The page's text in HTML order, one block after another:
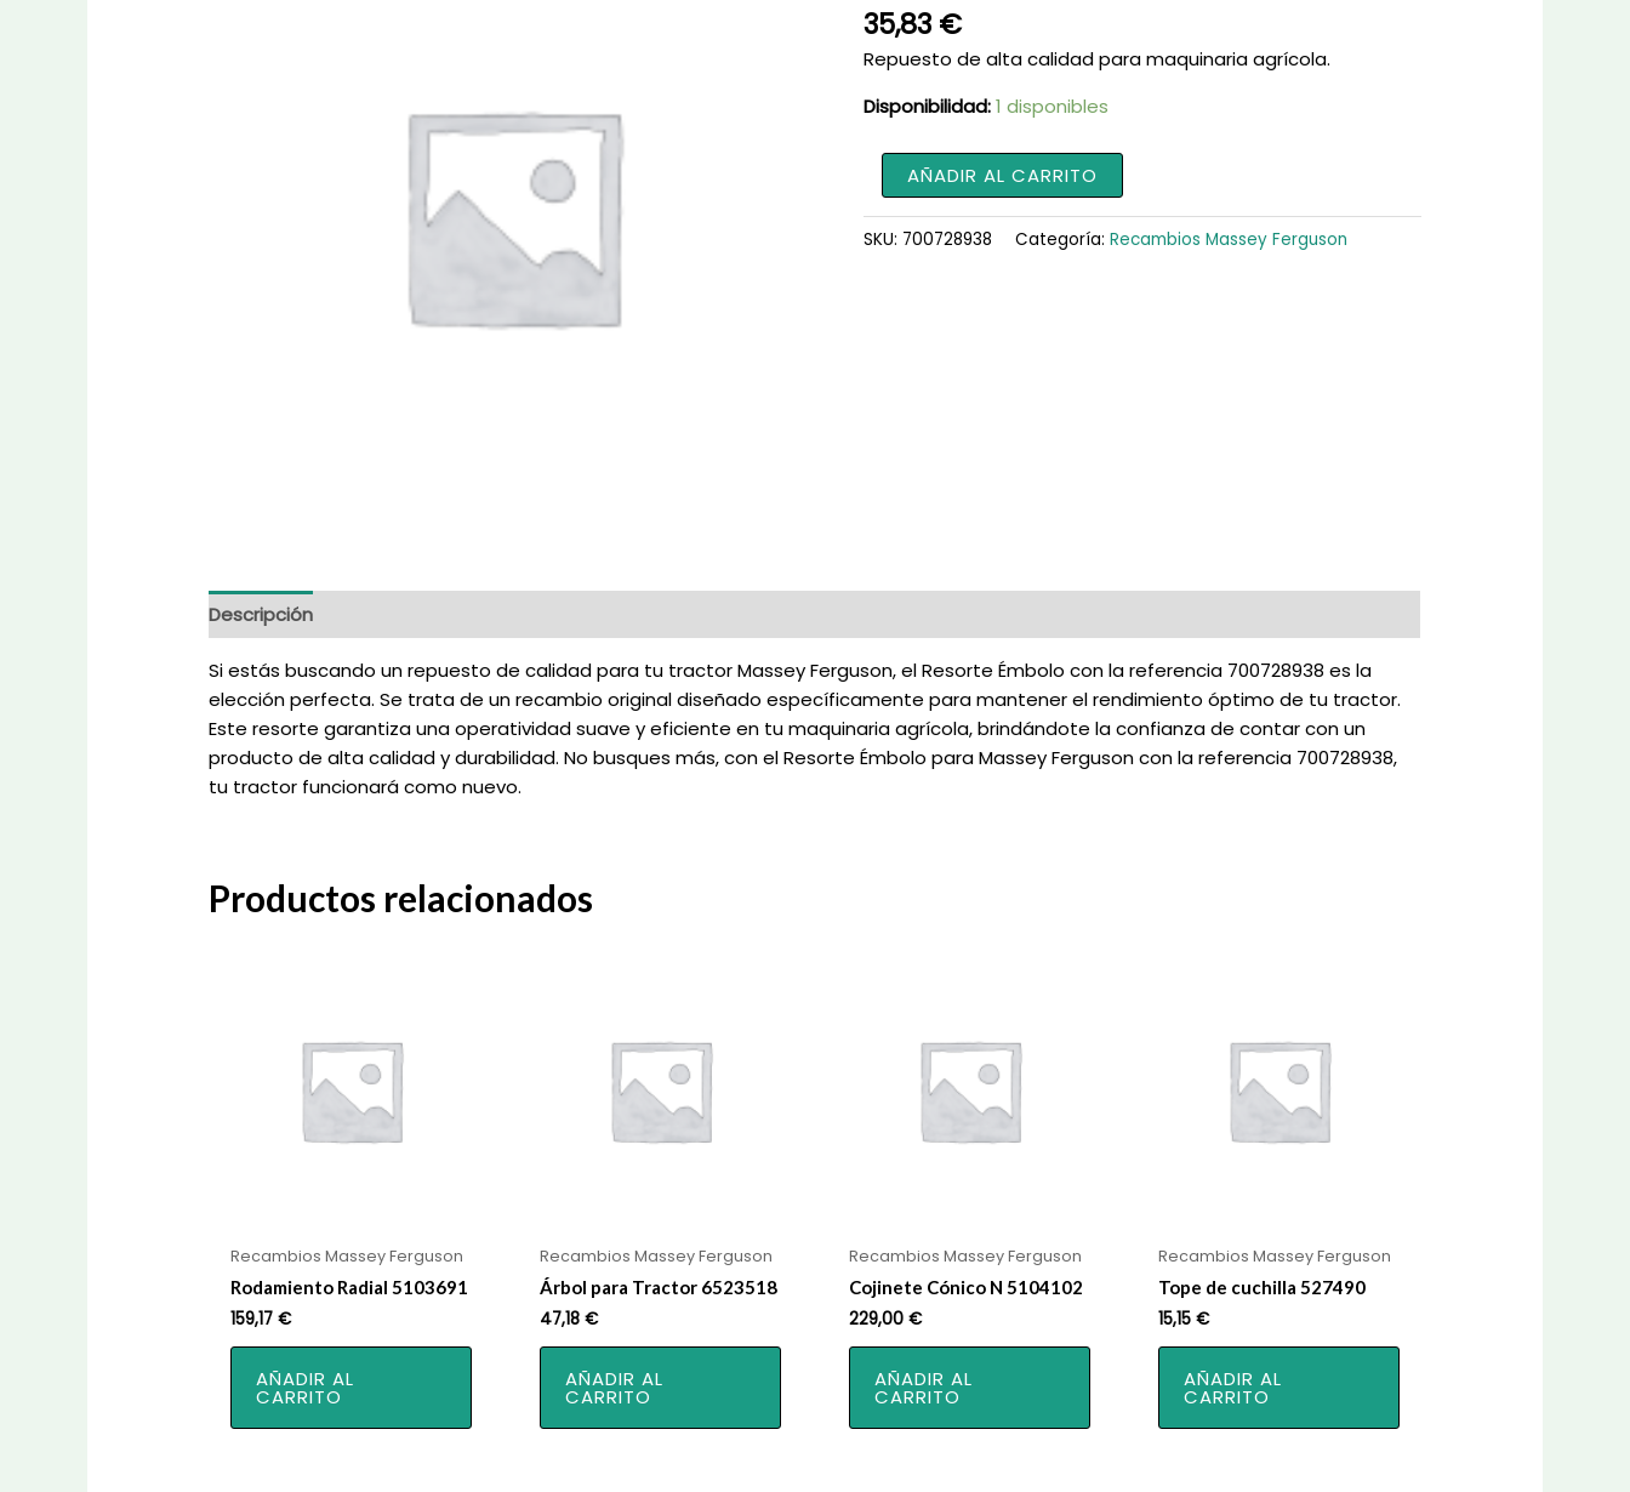
35,83 €
Repuesto de alta calidad para maquinaria agrícola.
Disponibilidad:1 disponibles
Resorte
Émbolo
700728938
cantidad
AÑADIR AL CARRITO
SKU: 700728938 Categoría: Recambios Massey Ferguson
Descripción
Si estás buscando un repuesto de calidad para tu tractor Massey Ferguson, el Resorte Émbolo con la referencia 700728938 es la
elección perfecta. Se trata de un recambio original diseñado específicamente para mantener el rendimiento óptimo de tu tractor.
Este resorte garantiza una operatividad suave y eficiente en tu maquinaria agrícola, brindándote la confianza de contar con un
producto de alta calidad y durabilidad. No busques más, con el Resorte Émbolo para Massey Ferguson con la referencia 700728938,
tu tractor funcionará como nuevo.
Productos relacionados
Recambios Massey Ferguson
Rodamiento Radial 5103691
159,17€
AÑADIR AL
CARRITO
Recambios Massey Ferguson
Árbol para Tractor 6523518
47,18€
AÑADIR AL
CARRITO
Recambios Massey Ferguson
Cojinete Cónico N 5104102
229,00 €
AÑADIR AL
CARRITO
Recambios Massey Ferguson
Tope de cuchilla 527490
15,15 €
AÑADIR AL
CARRITO